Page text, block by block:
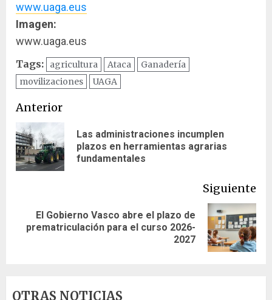
www.uaga.eus
Imagen:
www.uaga.eus
Tags: agricultura Ataca
Ganadería
movilizaciones
UAGA
Navegación
de
entradas
Anterior
Las administraciones incumplen
plazos en herramientas agrarias
fundamentales
Siguiente
Siguiente
El Gobierno Vasco abre el plazo de
prematriculación para el curso 2026-
2027
OTRAS NOTICIAS